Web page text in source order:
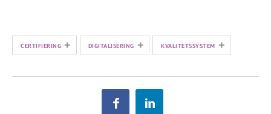
CERTIFIERING + DIGITALISERING + KVALITETSSYSTEM +